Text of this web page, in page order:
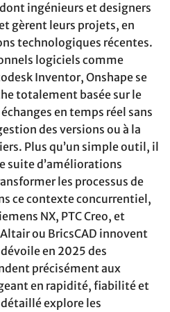
ingénieurs et designers
gèrent leurs projets, en
technologiques récentes.
logiciels comme
Inventor, Onshape se
totalement basée sur le
en temps réel sans
des versions ou à la
Plus qu’un simple outil, il
suite d’améliorations
les processus de
ce contexte concurrentiel,
NX, PTC Creo, et
ou BricsCAD innovent
en 2025 des
précisément aux
en rapidité, fiabilité et
explore les